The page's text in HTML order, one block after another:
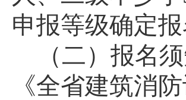
申报等级确定
（二）报名
《全省建筑消